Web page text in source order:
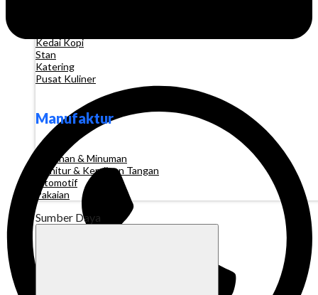
Kedai Kopi
Stan
Katering
Pusat Kuliner
Manufaktur
Makanan & Minuman
Furnitur & Kerajinan Tangan
Otomotif
Pakaian
Sumber Daya